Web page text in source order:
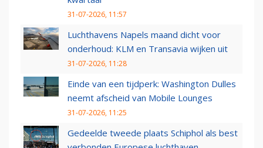
31-07-2026, 11:57
Luchthavens Napels maand dicht voor
onderhoud: KLM en Transavia wijken uit
31-07-2026, 11:28
Einde van een tijdperk: Washington Dulles
neemt afscheid van Mobile Lounges
31-07-2026, 11:25
Gedeelde tweede plaats Schiphol als best